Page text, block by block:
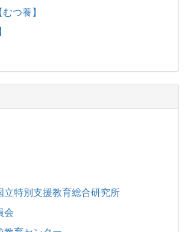
つ養】
立特別支援教育総合研究所
会